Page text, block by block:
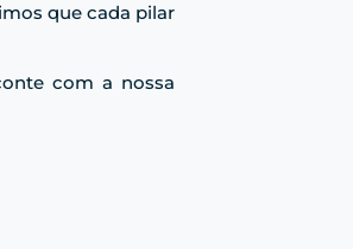
que cada pilar
com a nossa